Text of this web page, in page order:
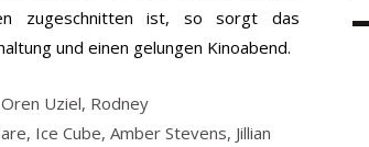
zugeschnitten ist, so sorgt das
und einen gelungen Kinoabend.
Uziel, Rodney
Ice Cube, Amber Stevens, Jillian